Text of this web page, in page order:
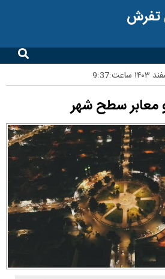
تفرش
معابر سطح شهر